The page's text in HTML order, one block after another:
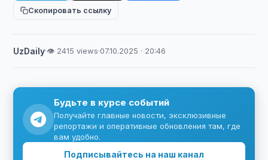
Скопировать ссылку
UzDaily·👁 2415 views·07.10.2025 · 20:46
Будьте в курсе событий
Получайте главные новости, эксклюзивные
репортажи и оперативные обновления там, где
вам удобно.
Подписывайтесь на наш канал